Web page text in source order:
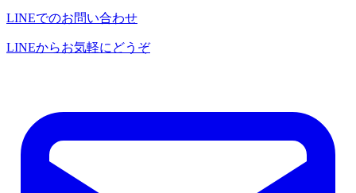
LINEでのお問い合わせ
LINEからお気軽にどうぞ